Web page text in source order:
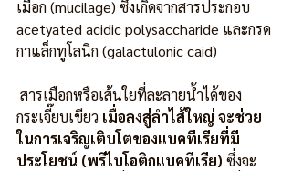
เมือก (mucilage) ซึ่งเกิดจากสารประกอบ
acetyated acidic polysaccharide และกรด
กาแล็กทูโลนิก (galactulonic caid)
กระเจี๊ยบเขียว เมื่อลงสู่ลำไส้ใหญ่ จะช่วย
ในการเจริญเติบโตของแบคทีเรียที่มี
ประโยชน์ (พรีไบโอติกแบคทีเรีย) ซึ่งจะ